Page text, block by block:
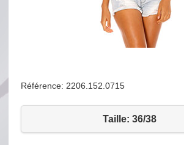
Référence: 2206.152.0715
Taille: 36/38